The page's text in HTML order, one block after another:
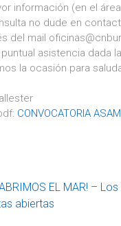
información (en el
no dude en
del mail
asistencia dada
la ocasión para
El
Ballester D.
CONVOCATORIA
EL MAR! –
abiertas